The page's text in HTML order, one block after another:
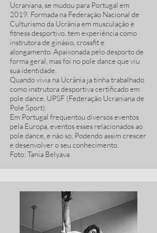
Ucraniana, se mudou para Portugal em
2019. Formada na Federação Nacional de
Culturismo da Ucrânia em musculação e
fitness desportivo, tem experiência como
instrutora de ginásio, crossfit e
alongamento. Apaixonada pelo desporto de
forma geral, mas foi no pole dance que viu
sua identidade.
Quando vivia na Ucrânia ja tinha trabalhado
como instrutora desportiva certificado em
pole dance, UPSF (Federação Ucraniana de
Pole Sport).
Em Portugal frequentou diversos eventos
pela Europa, eventos esses relacionados ao
pole dance, e não so, Podendo assim crescer
e desenvolver o seu conhecimento.
Foto: Tania Belyava